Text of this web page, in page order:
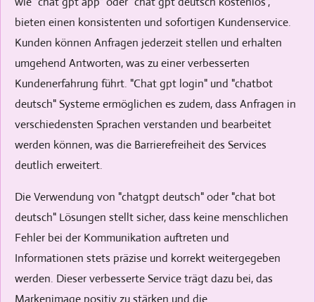
bieten einen konsistenten und sofortigen Kundenservice.
Kunden können Anfragen jederzeit stellen und erhalten
umgehend Antworten, was zu einer verbesserten
Kundenerfahrung führt. "Chat gpt login" und "chatbot
deutsch" Systeme ermöglichen es zudem, dass Anfragen in
verschiedensten Sprachen verstanden und bearbeitet
werden können, was die Barrierefreiheit des Services
deutlich erweitert.
Die Verwendung von "chatgpt deutsch" oder "chat bot
deutsch" Lösungen stellt sicher, dass keine menschlichen
Fehler bei der Kommunikation auftreten und
Informationen stets präzise und korrekt weitergegeben
werden. Dieser verbesserte Service trägt dazu bei, das
Markenimage positiv zu stärken und die